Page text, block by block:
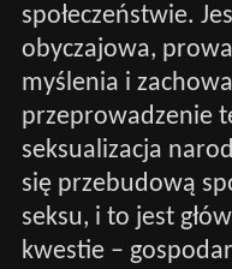
społeczeństwie.
obyczajowa,
myślenia i
przeprowadzenie
seksualizacja
się przebudową
seksu, i to jest
kwestie –